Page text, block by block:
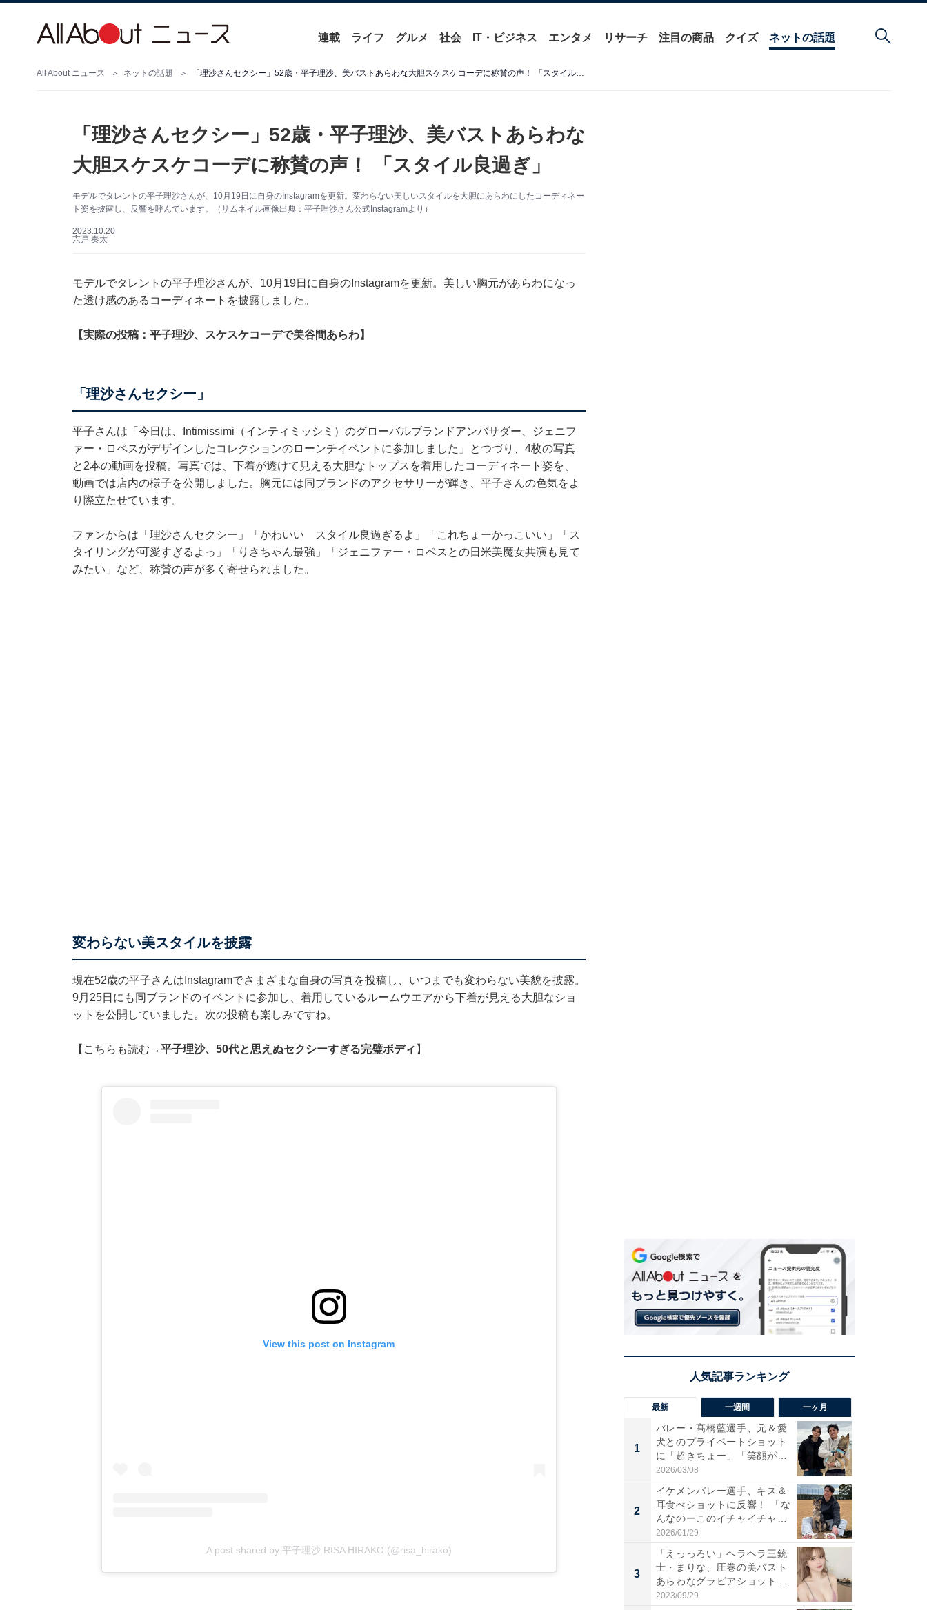
連載 ライフ グルメ 社会 IT・ビジネス エンタメ リサーチ 注目の商品 クイズ ネットの話題
All About ニュース ネットの話題 「理沙さんセクシー」52歳・平子理沙、美バストあらわな大胆スケスケコーデに称賛の声！ 「スタイル良過ぎ」
「理沙さんセクシー」52歳・平子理沙、美バストあらわな
大胆スケスケコーデに称賛の声！ 「スタイル良過ぎ」
モデルでタレントの平子理沙さんが、10月19日に自身のInstagramを更新。変わらない美しいスタイルを大胆にあらわにしたコーディネー
ト姿を披露し、反響を呼んでいます。（サムネイル画像出典：平子理沙さん公式Instagramより）
2023.10.20
宍戸 奏太
モデルでタレントの平子理沙さんが、10月19日に自身のInstagramを更新。美しい胸元があらわになっ
た透け感のあるコーディネートを披露しました。
【実際の投稿：平子理沙、スケスケコーデで美谷間あらわ】
「理沙さんセクシー」
平子さんは「今日は、Intimissimi（インティミッシミ）のグローバルブランドアンバサダー、ジェニフ
ァー・ロペスがデザインしたコレクションのローンチイベントに参加しました」とつづり、4枚の写真
と2本の動画を投稿。写真では、下着が透けて見える大胆なトップスを着用したコーディネート姿を、
動画では店内の様子を公開しました。胸元には同ブランドのアクセサリーが輝き、平子さんの色気をよ
り際立たせています。
ファンからは「理沙さんセクシー」「かわいい スタイル良過ぎるよ」「これちょーかっこいい」「ス
タイリングが可愛すぎるよっ」「りさちゃん最強」「ジェニファー・ロペスとの日米美魔女共演も見て
みたい」など、称賛の声が多く寄せられました。
変わらない美スタイルを披露
現在52歳の平子さんはInstagramでさまざまな自身の写真を投稿し、いつまでも変わらない美貌を披露。
9月25日にも同ブランドのイベントに参加し、着用しているルームウエアから下着が見える大胆なショ
ットを公開していました。次の投稿も楽しみですね。
【こちらも読む→平子理沙、50代と思えぬセクシーすぎる完璧ボディ 】
View this post on Instagram
A post shared by 平子理沙 RISA HIRAKO (@risa_hirako)
最新 一週間 一ヶ月
1
バレー・髙橋藍選手、兄＆愛
犬とのプライベートショット
に「超きちょー」「笑顔が見
れ...
2026/03/08
2
イケメンバレー選手、キス＆
耳食べショットに反響！ 「な
んなのーこのイチャイチャ
感...
2026/01/29
3
「えっっろい」ヘラヘラ三銃
士・まりな、圧巻の美バスト
あらわなグラビアショット公
開...
2023/09/29